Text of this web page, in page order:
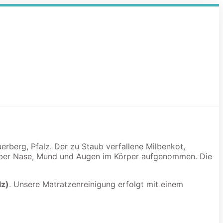
Pfalz. Der zu Staub verfallene Milbenkot,
Nase, Mund und Augen im Körper aufgenommen. Die
. Unsere Matratzenreinigung erfolgt mit einem